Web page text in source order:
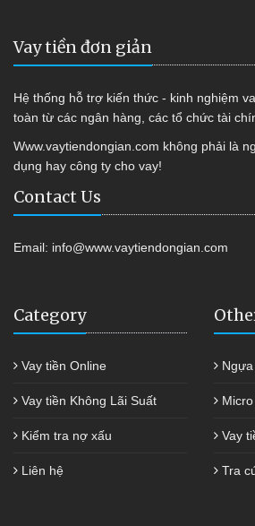
Vay tiền đơn giản
Hệ thống hỗ trợ kiến thức - kinh nghiệm
toàn từ các ngân hàng, các tổ chức tài
Www.vaytiendongian.com không phải là
dụng hay công ty cho vay!
Contact Us
Email: info@www.vaytiendongian.com
Category
Vay tiền Online
Vay tiền Không Lãi Suất
Kiểm tra nợ xấu
Liên hệ
Vay
Tra